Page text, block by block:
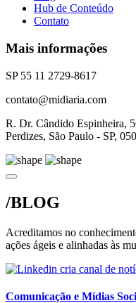
Hub de Conteúdo
Contato
Mais informações
SP 55 11 2729-8617
contato@midiaria.com
R. Dr. Cândido Espinheira,
Perdizes, São Paulo - SP,
/BLOG
Acreditamos no
ações ágeis e alinhadas às
Comunicação e Mídias